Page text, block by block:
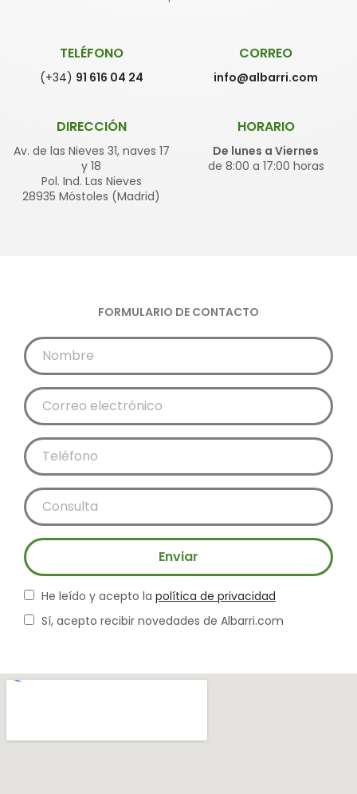
TELÉFONO
(+34) 91 616 04 24
CORREO
info@albarri.com
DIRECCIÓN
Av. de las Nieves 31, naves 17
y 18
Pol. Ind. Las Nieves
28935 Móstoles (Madrid)
HORARIO
De lunes a Viernes
de 8:00 a 17:00 horas
FORMULARIO DE CONTACTO
Enviar
He leído y acepto la política de privacidad
Sí, acepto recibir novedades de Albarri.com